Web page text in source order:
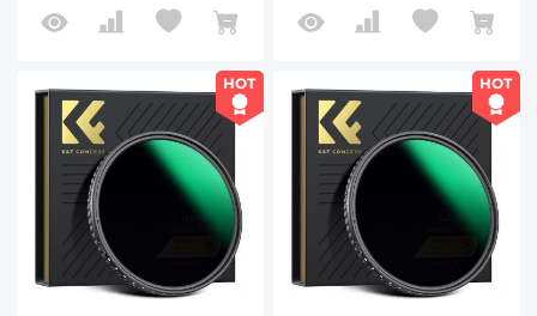
HOT HOT